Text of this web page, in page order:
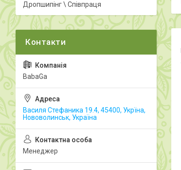
Дропшипінг \ Співпраця
BabaGa
Василя Стефаника 19.4, 45400, Укрїна,
Нововолинськ, Україна
Менеджер